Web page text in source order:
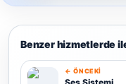
Benzer hizmetlerde
← ÖNCEKI